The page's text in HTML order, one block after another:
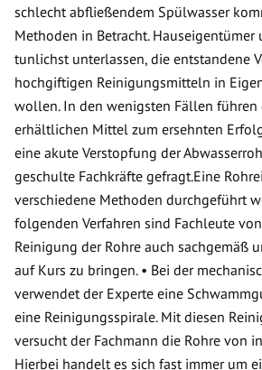
schlecht abfließendem Spülwasser
Methoden in Betracht.
tunlichst unterlassen, die entstandene
hochgiftigen Reinigungsmitteln in
wollen. In den wenigsten Fällen führen
erhältlichen Mittel zum ersehnten
eine akute Verstopfung der
geschulte Fachkräfte gefragt.Eine
verschiedene Methoden durchgeführt
folgenden Verfahren sind Fachleute
Reinigung der Rohre auch sachgemäß
auf Kurs zu bringen. • Bei der
verwendet der Experte eine
eine Reinigungsspirale. Mit diesen
versucht der Fachmann die Rohre von
Hierbei handelt es sich fast immer um